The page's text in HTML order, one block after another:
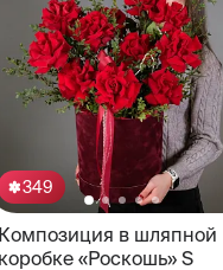
349
Композиция в шляпной
коробке «Роскошь» S